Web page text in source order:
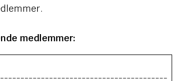
medlemmer: